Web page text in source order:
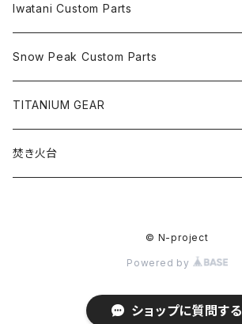
テーブル
遮熱板
五徳
風防
Iwatani Custom Parts
遮熱板
五徳
風防
Snow Peak Custom Parts
TITANIUM GEAR
焚き火台
© N-project
Powered by
ショップに質問する